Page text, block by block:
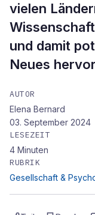
vielen
und damit
Neues
AUTOR
Elena Bernard
03. September 2024
LESEZEIT
4 Minuten
RUBRIK
Gesellschaft &